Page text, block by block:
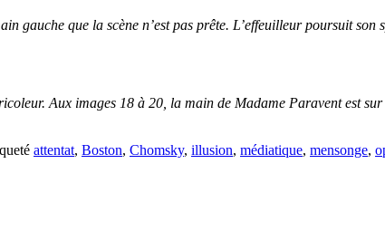
gauche que la scène n’est pas prête. L’effeuilleur poursuit
Aux images 18 à 20, la main de Madame Paravent est
attentat, Boston, Chomsky, illusion, médiatique, mensonge,